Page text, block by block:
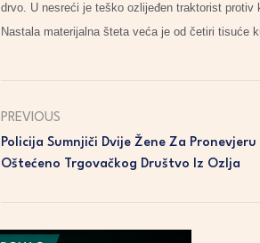
drvo. U nesreći je teško ozlijeđen traktorist
Nastala materijalna šteta veća je od četiri tisuće
PREVIOUS
Policija Sumnjiči Dvije Žene Za
Oštećeno Trgovačkog Društvo Iz Ozlja